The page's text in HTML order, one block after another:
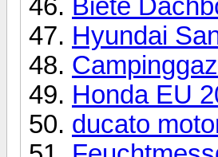
Biete
Hyundai
Honda EU
ducato